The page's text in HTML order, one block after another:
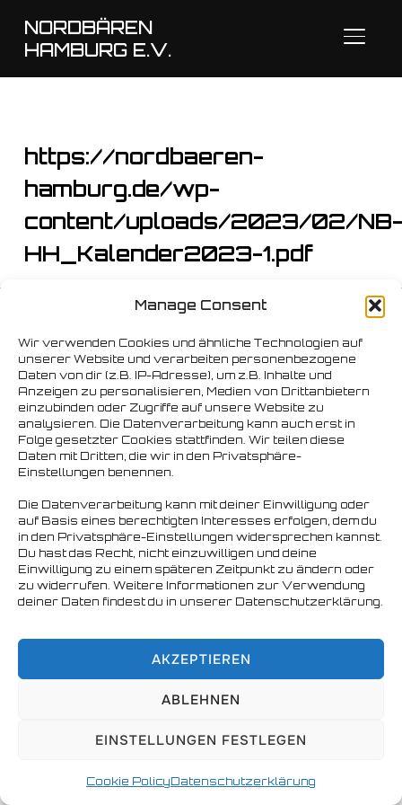
Manage Consent
Wir verwenden Cookies und ähnliche Technologien auf
unserer Website und verarbeiten personenbezogene
Daten von dir (z.B. IP-Adresse), um z.B. Inhalte und
Anzeigen zu personalisieren, Medien von Drittanbietern
einzubinden oder Zugriffe auf unsere Website zu
analysieren. Die Datenverarbeitung kann auch erst in
Folge gesetzter Cookies stattfinden. Wir teilen diese
Daten mit Dritten, die wir in den Privatsphäre-
Einstellungen benennen.
Die Datenverarbeitung kann mit deiner Einwilligung oder
auf Basis eines berechtigten Interesses erfolgen, dem du
in den Privatsphäre-Einstellungen widersprechen kannst.
Du hast das Recht, nicht einzuwilligen und deine
Einwilligung zu einem späteren Zeitpunkt zu ändern oder
zu widerrufen. Weitere Informationen zur Verwendung
deiner Daten findest du in unserer Datenschutzerklärung.
AKZEPTIEREN
ABLEHNEN
EINSTELLUNGEN FESTLEGEN
Cookie PolicyDatenschutzerklärung
NORDBÄREN
HAMBURG E.V.
https://nordbaeren-
hamburg.de/wp-
content/uploads/2023/02/NB-
HH_Kalender2023-1.pdf